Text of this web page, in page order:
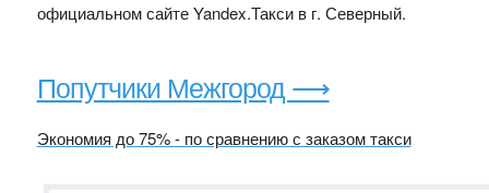
официальном сайте Yandex.Такси в г. Северный.
Попутчики Межгород ⟶
Экономия до 75% - по сравнению с заказом такси